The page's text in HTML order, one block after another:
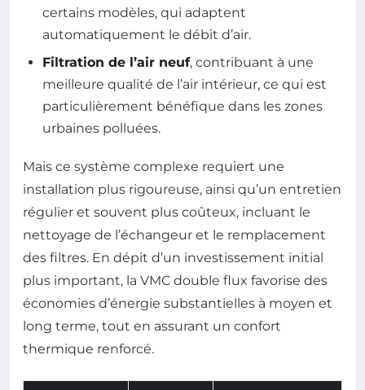
certains modèles, qui adaptent
automatiquement le débit d’air.
Filtration de l’air neuf, contribuant à une
meilleure qualité de l’air intérieur, ce qui est
particulièrement bénéfique dans les zones
urbaines polluées.
Mais ce système complexe requiert une
installation plus rigoureuse, ainsi qu’un entretien
régulier et souvent plus coûteux, incluant le
nettoyage de l’échangeur et le remplacement
des filtres. En dépit d’un investissement initial
plus important, la VMC double flux favorise des
économies d’énergie substantielles à moyen et
long terme, tout en assurant un confort
thermique renforcé.